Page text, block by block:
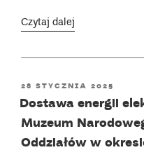
Czytaj dalej
bezpośredniej
fizycznej
osób
i mienia
przez
POSTED
ON
28 STYCZNIA 2025
Dostawa energii
Muzeum
Oddziałów w